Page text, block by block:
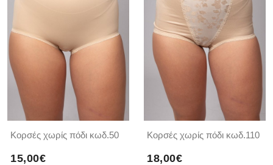
Κορσές χωρίς πόδι κωδ.50
15,00€
Κορσές χωρίς πόδι κωδ.110
18,00€